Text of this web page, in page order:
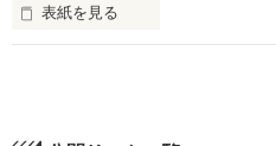
表紙を見る